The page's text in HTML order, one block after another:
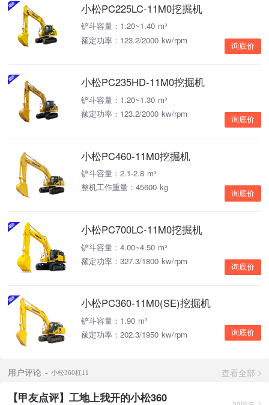
小松PC225LC-11M0挖掘机
铲斗容量：1.20~1.40 m³
额定功率：123.2/2000 kw/rpm
询底价
小松PC235HD-11M0挖掘机
铲斗容量：1.20~1.30 m³
额定功率：123.2/2000 kw/rpm
询底价
小松PC460-11M0挖掘机
铲斗容量：2.1-2.8 m³
整机工作重量：45600 kg
询底价
小松PC700LC-11M0挖掘机
铲斗容量：4.00~4.50 m³
额定功率：327.3/1800 kw/rpm
询底价
小松PC360-11M0(SE)挖掘机
铲斗容量：1.90 m³
额定功率：202.3/1950 kw/rpm
询底价
用户评论 小松360杠11 查看全部
【甲友点评】工地上我开的小松360